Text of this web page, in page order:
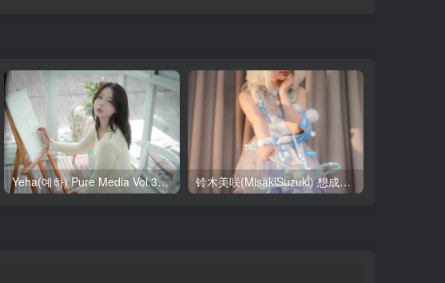
Yeha(예하) Pure Media Vol.321 Your Majesty [119P-145MB] 铃木美咲(MisakiSuzuki) 想成为你的偶像（大耳狗瑶篇） [27P-1V-2.24GB]